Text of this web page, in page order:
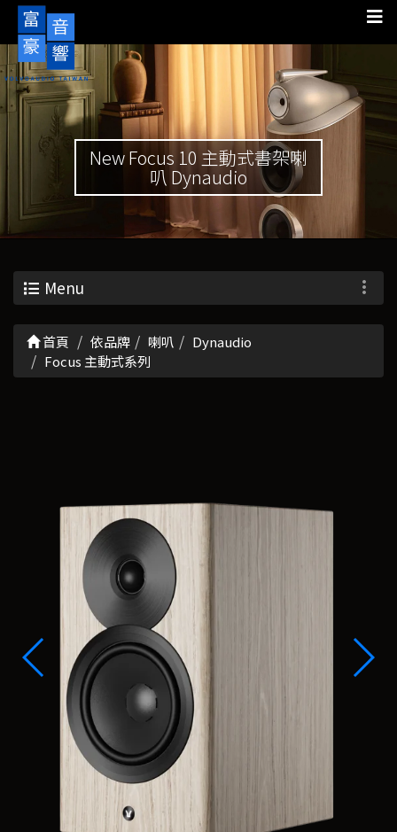
New Focus 10 主動式書架喇
叭 Dynaudio
Menu
首頁 依品牌 喇叭
Dynaudio
Focus 主動式系列